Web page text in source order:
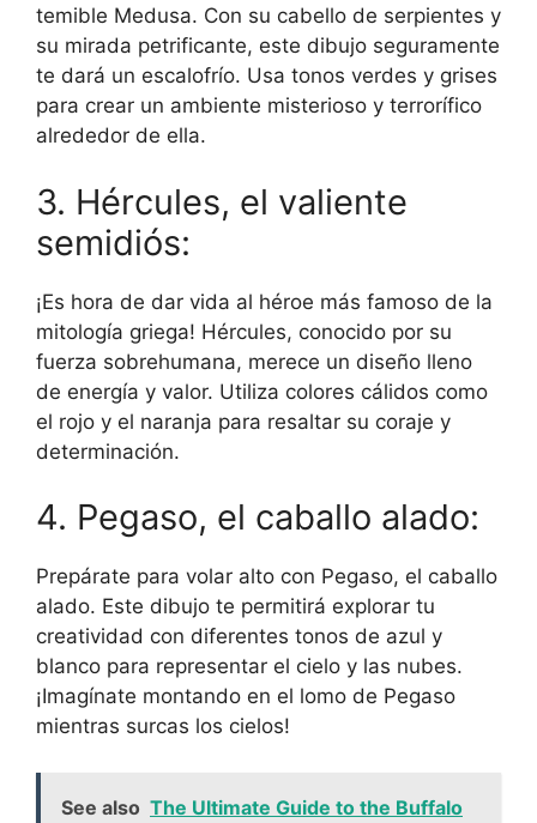
temible Medusa. Con su cabello de serpientes y
su mirada petrificante, este dibujo seguramente
te dará un escalofrío. Usa tonos verdes y grises
para crear un ambiente misterioso y terrorífico
alrededor de ella.
3. Hércules, el valiente
semidiós:
¡Es hora de dar vida al héroe más famoso de la
mitología griega! Hércules, conocido por su
fuerza sobrehumana, merece un diseño lleno
de energía y valor. Utiliza colores cálidos como
el rojo y el naranja para resaltar su coraje y
determinación.
4. Pegaso, el caballo alado:
Prepárate para volar alto con Pegaso, el caballo
alado. Este dibujo te permitirá explorar tu
creatividad con diferentes tonos de azul y
blanco para representar el cielo y las nubes.
¡Imagínate montando en el lomo de Pegaso
mientras surcas los cielos!
See also The Ultimate Guide to the Buffalo